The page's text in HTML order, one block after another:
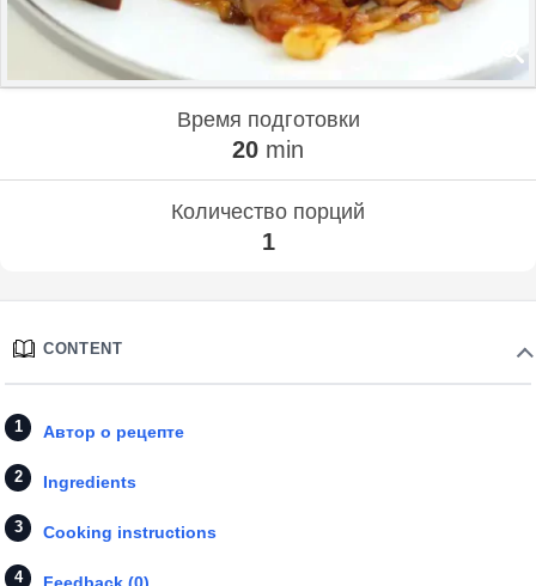
Время подготовки
20 min
Количество порций
1
CONTENT
Автор о рецепте
Ingredients
Cooking instructions
Feedback (0)